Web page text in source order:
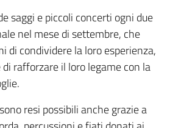
saggi e piccoli concerti ogni due
nel mese di settembre, che
di condividere la loro esperienza,
rafforzare il loro legame con la
resi possibili anche grazie a